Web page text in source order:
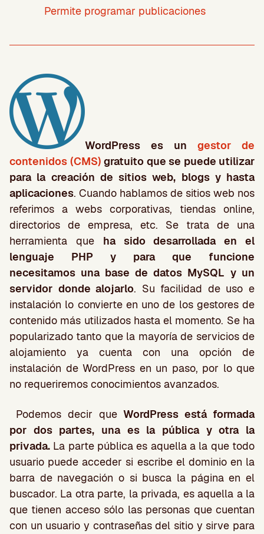
Permite programar publicaciones
WordPress es un gestor de
contenidos (CMS) gratuito que se puede utilizar
para la creación de sitios web, blogs y hasta
aplicaciones. Cuando hablamos de sitios web nos
referimos a webs corporativas, tiendas online,
directorios de empresa, etc. Se trata de una
herramienta que ha sido desarrollada en el
lenguaje PHP y para que funcione
necesitamos una base de datos MySQL y un
servidor donde alojarlo. Su facilidad de uso e
instalación lo convierte en uno de los gestores de
contenido más utilizados hasta el momento. Se ha
popularizado tanto que la mayoría de servicios de
alojamiento ya cuenta con una opción de
instalación de WordPress en un paso, por lo que
no requeriremos conocimientos avanzados.
Podemos decir queWordPress está formada
por dos partes, una es la pública y otra la
privada. La parte pública es aquella a la que todo
usuario puede acceder si escribe el dominio en la
barra de navegación o si busca la página en el
buscador. La otra parte, la privada, es aquella a la
que tienen acceso sólo las personas que cuentan
con un usuario y contraseñas del sitio y sirve para